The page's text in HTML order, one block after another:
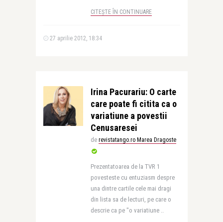
CITEȘTE ÎN CONTINUARE
27 aprilie 2012, 18:34
Irina Pacurariu: O carte
care poate fi citita ca o
variatiune a povestii
Cenusaresei
de revistatango.ro Marea Dragoste
Prezentatoarea de la TVR 1
povesteste cu entuziasm despre
una dintre cartile cele mai dragi
din lista sa de lecturi, pe care o
descrie ca pe "o variatiune ..